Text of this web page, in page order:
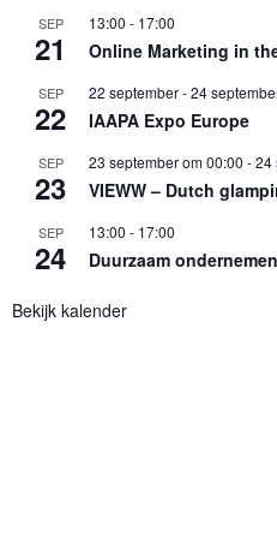
SEP
21
13:00 - 17:00
Online Marketing in
SEP
22
22 september-24
IAAPA Expo Europe
SEP
23
23 september om 00:00 -24
VIEWW – Dutch
SEP
24
13:00 - 17:00
Duurzaam
Bekijk kalender